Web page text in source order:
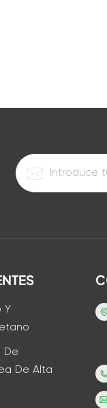
Y
De
De Alta